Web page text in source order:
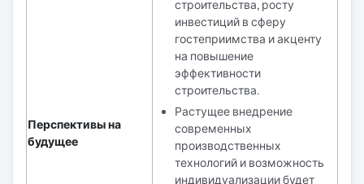
Перспективы на
будущее
строительства, росту
инвестиций в сферу
гостеприимства и акценту
на повышение
эффективности
строительства.
Растущее внедрение
современных
производственных
технологий и возможность
индивидуализации будет